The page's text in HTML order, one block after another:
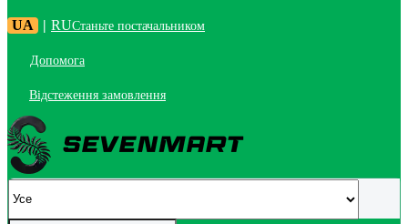
UA | RUСтаньте постачальником
Допомога
Відстеження замовлення